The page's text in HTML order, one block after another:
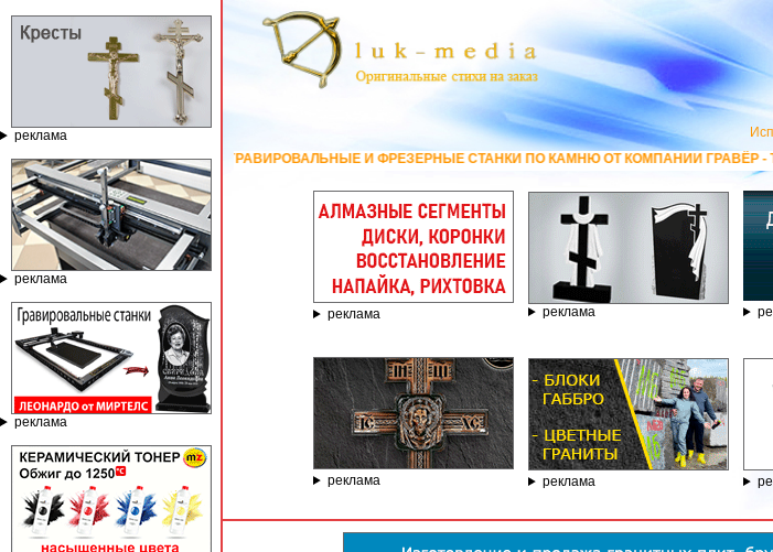
реклама
реклама
реклама
ГРАВИРОВАЛЬНЫЕ И ФРЕЗЕРНЫЕ СТАНКИ ПО КАМНЮ ОТ КОМПАНИИ ГРАВЁР - ТЕЛЕФОН 8.800.77-53-
реклама реклама
реклама реклама